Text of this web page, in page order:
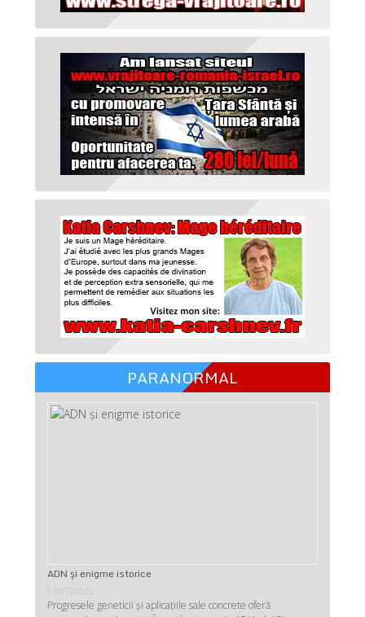
PARANORMAL
ADN şi enigme istorice
01/07/2025
Progresele geneticii şi aplicaţiile sale concrete oferă